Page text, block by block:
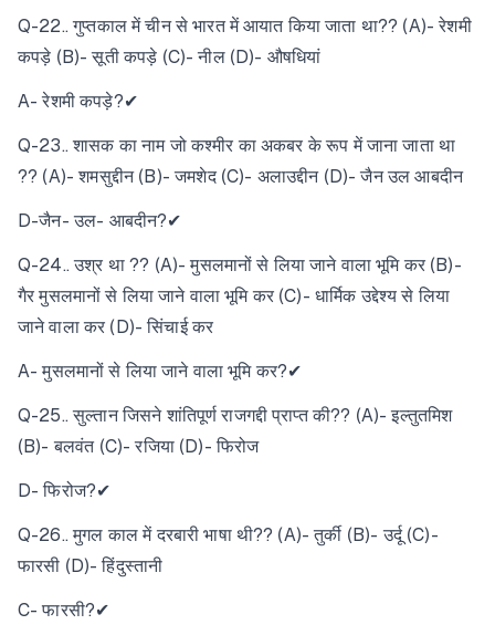
Q-22.. गुप्तकाल में चीन से भारत में आयात किया जाता था?? (A)- रेशमी
कपड़े (B)- सूती कपड़े (C)- नील (D)- औषधियां
A- रेशमी कपड़े?✔
Q-23.. शासक का नाम जो कश्मीर का अकबर के रूप में जाना जाता था
?? (A)- शमसुद्दीन (B)- जमशेद (C)- अलाउद्दीन (D)- जैन उल आबदीन
D-जैन- उल- आबदीन?✔
Q-24.. उश्र था ?? (A)- मुसलमानों से लिया जाने वाला भूमि कर (B)-
गैर मुसलमानों से लिया जाने वाला भूमि कर (C)- धार्मिक उद्देश्य से लिया
जाने वाला कर (D)- सिंचाई कर
A- मुसलमानों से लिया जाने वाला भूमि कर?✔
Q-25.. सुल्तान जिसने शांतिपूर्ण राजगद्दी प्राप्त की?? (A)- इल्तुतमिश
(B)- बलवंत (C)- रजिया (D)- फिरोज
D- फिरोज?✔
Q-26.. मुगल काल में दरबारी भाषा थी?? (A)- तुर्की (B)- उर्दू (C)-
फारसी (D)- हिंदुस्तानी
C- फारसी?✔